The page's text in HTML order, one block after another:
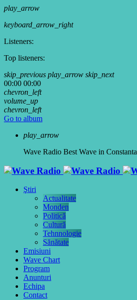
play_arrow
keyboard_arrow_right
Listeners:
Top listeners:
skip_previous play_arrow skip_next
00:00 00:00
chevron_left
volume_up
chevron_left
Go to album
play_arrow
Wave Radio Best Wave in Constanta
Ştiri
Actualitate
Monden
Politică
Cultură
Tehnnologie
Sănătate
Emisiuni
Wave Chart
Program
Anunturi
Echipa
Contact